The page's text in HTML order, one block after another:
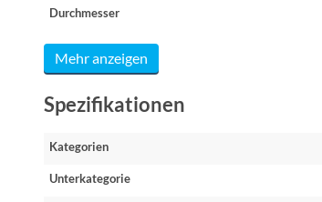
Durchmesser
Mehr anzeigen
Spezifikationen
Kategorien
Unterkategorie